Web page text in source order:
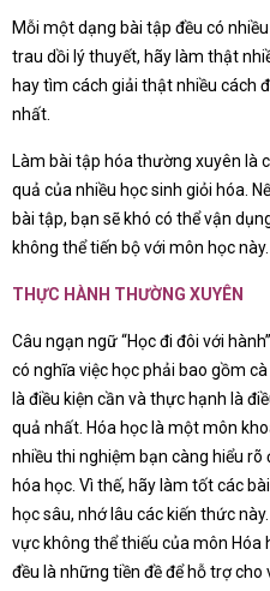
Mỗi một dạng bài tập đều có
trau dồi lý thuyết, hãy làm thật
hay tìm cách giải thật nhiều cách
nhất.
Làm bài tập hóa thường xuyên là
quả của nhiều học sinh giỏi hóa.
bài tập, bạn sẽ khó có thể vận
không thể tiến bộ với môn học này.
THỰC HÀNH THƯỜNG XUYÊN
Câu ngạn ngữ “Học đi đôi với
có nghĩa việc học phải bao gồm
là điều kiện cần và thực hạnh là
quả nhất. Hóa học là một môn
nhiều thi nghiệm bạn càng hiểu
hóa học. Vì thế, hãy làm tốt các
học sâu, nhớ lâu các kiến thức
vực không thể thiếu của môn Hóa
đều là những tiền đề để hỗ trợ